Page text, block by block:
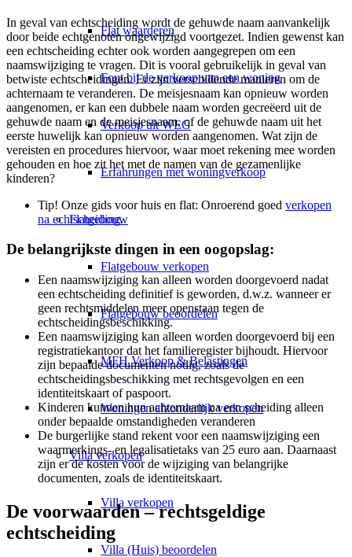
Flat waarderen
Fout bij de verkoop van een woning
Verkoop uit WEG
Erfahrungen met woningverkoop
Flatgebouw
Flatgebouw verkopen
Flatgebouw beoordelen
MFH Verkoop & Belastingen
Woningen afzonderlijk verkopen
Villaverkopen
Villa verkopen
Villa (Huis) beoordelen
In geval van echtscheiding wordt de gehuwde naam aanvankelijk
door beide echtgenoten ongewijzigd voortgezet. Indien gewenst kan
een echtscheiding echter ook worden aangegrepen om een
naamswijziging te vragen. Dit is vooral gebruikelijk in geval van
betwiste echtscheidingen. Er zijn verschillende manieren om de
achternaam te veranderen. De meisjesnaam kan opnieuw worden
aangenomen, er kan een dubbele naam worden gecreëerd uit de
gehuwde naam en de meisjesnaam, of de gehuwde naam uit het
eerste huwelijk kan opnieuw worden aangenomen. Wat zijn de
vereisten en procedures hiervoor, waar moet rekening mee worden
gehouden en hoe zit het met de namen van de gezamenlijke
kinderen?
Tip! Onze gids voor huis en flat: Onroerend goed verkopen
na echtscheiding.
De belangrijkste dingen in een oogopslag:
Een naamswijziging kan alleen worden doorgevoerd nadat
een echtscheiding definitief is geworden, d.w.z. wanneer er
geen rechtsmiddelen meer openstaan tegen de
echtscheidingsbeschikking.
Een naamswijziging kan alleen worden doorgevoerd bij een
registratiekantoor dat het familieregister bijhoudt. Hiervoor
zijn bepaalde documenten nodig, zoals de
echtscheidingsbeschikking met rechtsgevolgen en een
identiteitskaart of paspoort.
Kinderen kunnen hun achternaam na een scheiding alleen
onder bepaalde omstandigheden veranderen
De burgerlijke stand rekent voor een naamswijziging een
waarmerkings- en legalisatietaks van 25 euro aan. Daarnaast
zijn er de kosten voor de wijziging van belangrijke
documenten, zoals de identiteitskaart.
De voorwaarden – rechtsgeldige
echtscheiding